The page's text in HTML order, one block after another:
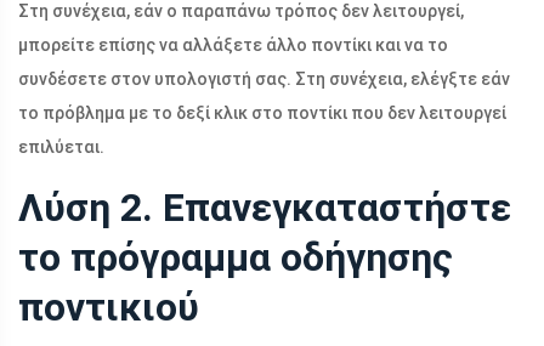
Στη συνέχεια, εάν ο παραπάνω τρόπος δεν λειτουργεί,
μπορείτε επίσης να αλλάξετε άλλο ποντίκι και να το
συνδέσετε στον υπολογιστή σας. Στη συνέχεια, ελέγξτε εάν
το πρόβλημα με το δεξί κλικ στο ποντίκι που δεν λειτουργεί
επιλύεται.
Λύση 2. Επανεγκαταστήστε
το πρόγραμμα οδήγησης
ποντικιού